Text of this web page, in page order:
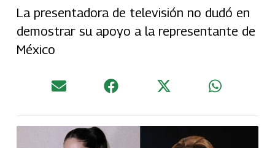
La presentadora de televisión no dudó en
demostrar su apoyo a la representante de
México